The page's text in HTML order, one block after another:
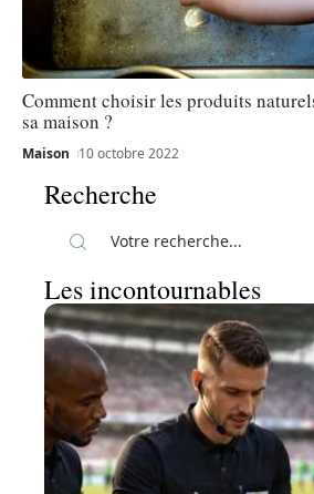
Comment choisir les produits
sa maison ?
Maison 10 octobre 2022
Recherche
Les incontournables